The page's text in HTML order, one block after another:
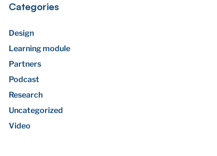
Categories
Design
Learning module
Partners
Podcast
Research
Uncategorized
Video